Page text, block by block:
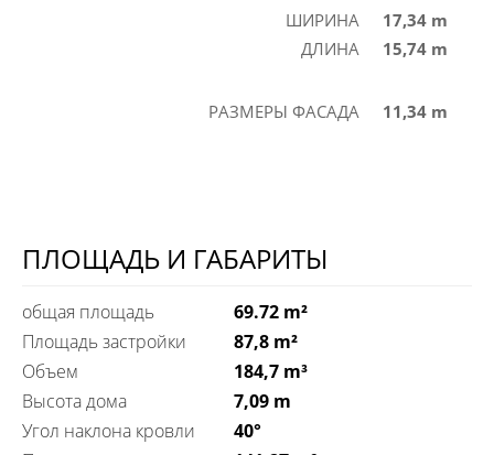
ШИРИНА
17,34 m
ДЛИНА
15,74 m
РАЗМЕРЫ ФАСАДА 11,34 m
ПЛОЩАДЬ И ГАБАРИТЫ
общая площадь
69.72 m²
Площадь застройки
87,8 m²
Объем
184,7 m³
Высота дома
7,09 m
Угол наклона кровли
40°